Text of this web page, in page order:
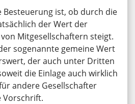
Besteuerung ist, ob durch die
der Wert der
Mitgesellschaftern steigt.
sogenannte gemeine Wert
der auch unter Dritten
die Einlage auch wirklich
andere Gesellschafter
Vorschrift.